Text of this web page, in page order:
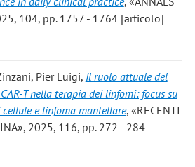
104, pp. 1757 - 1764 [articolo]
Pier Luigi, Il ruolo attuale del
T nella terapia dei linfomi: focus su
e linfoma mantellare, «RECENTI
2025, 116, pp. 272 - 284